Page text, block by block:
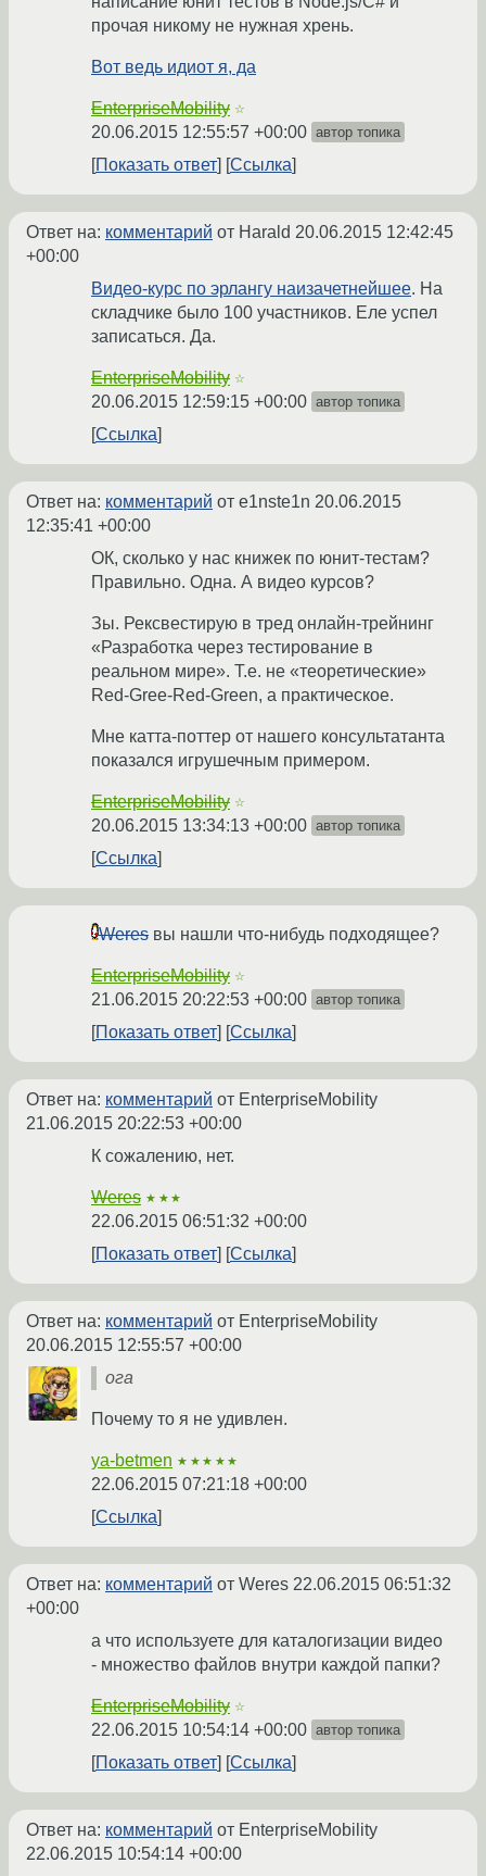
прочая никому не нужная хрень.
Вот ведь идиот я, да
EnterpriseMobility ☆
20.06.2015 12:55:57 +00:00 автор топика
Показать ответ Ссылка
Ответ на: комментарий от Harald 20.06.2015 12:42:45
+00:00
Видео-курс по эрлангу наизачетнейшее. На
складчике было 100 участников. Еле успел
записаться. Да.
EnterpriseMobility ☆
20.06.2015 12:59:15 +00:00 автор топика
Ссылка
Ответ на: комментарий от e1nste1n 20.06.2015
12:35:41 +00:00
ОК, сколько у нас книжек по юнит-тестам?
Правильно. Одна. А видео курсов?
Зы. Рексвестирую в тред онлайн-трейнинг
«Разработка через тестирование в
реальном мире». Т.е. не «теоретические»
Red-Gree-Red-Green, а практическое.
Мне катта-поттер от нашего консультатанта
показался игрушечным примером.
EnterpriseMobility ☆
20.06.2015 13:34:13 +00:00 автор топика
Ссылка
Weres вы нашли что-нибудь подходящее?
EnterpriseMobility ☆
21.06.2015 20:22:53 +00:00 автор топика
Показать ответ Ссылка
Ответ на: комментарий от EnterpriseMobility
21.06.2015 20:22:53 +00:00
К сожалению, нет.
Weres ★★★
22.06.2015 06:51:32 +00:00
Показать ответ
Ссылка
Ответ на: комментарий от EnterpriseMobility
20.06.2015 12:55:57 +00:00
ога
Почему то я не удивлен.
ya-betmen ★★★★★
22.06.2015 07:21:18 +00:00
Ссылка
Ответ на: комментарий от Weres 22.06.2015 06:51:32
+00:00
а что используете для каталогизации видео
- множество файлов внутри каждой папки?
EnterpriseMobility ☆
22.06.2015 10:54:14 +00:00 автор топика
Показать ответ Ссылка
Ответ на: комментарий от EnterpriseMobility
22.06.2015 10:54:14 +00:00